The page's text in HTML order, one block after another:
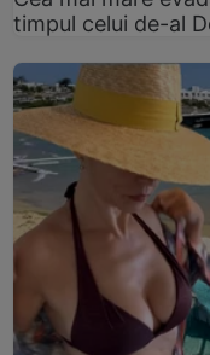
timpul celui de-al